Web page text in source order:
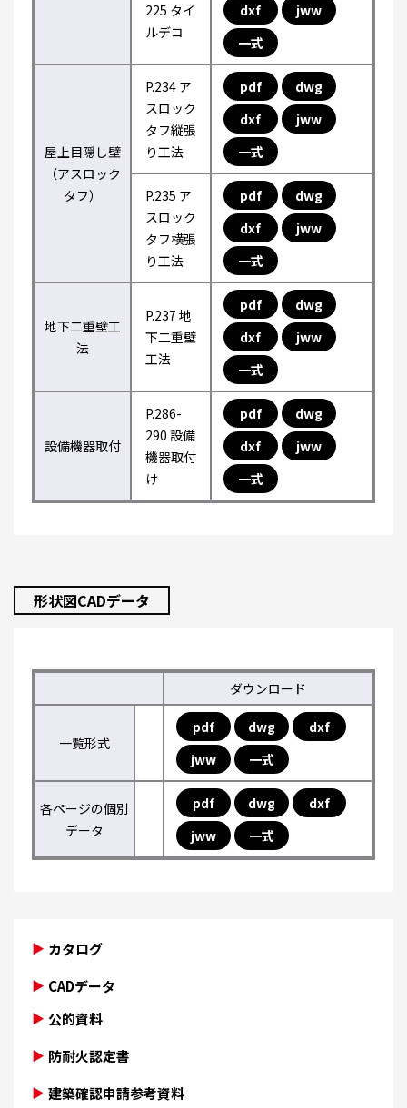
225 タイ
ルデコ
dxf
jww
一式
屋上目隠し壁
（アスロック
タフ）
P.234 ア
スロック
タフ縦張
り工法
pdf
dwg
dxf
jww
一式
P.235 ア
スロック
タフ横張
り工法
pdf
dwg
dxf
jww
一式
地下二重壁工
法
P.237 地
下二重壁
工法
pdf
dwg
dxf
jww
一式
設備機器取付
P.286-
290 設備
機器取付
け
pdf
dwg
dxf
jww
一式
形状図CADデータ
ダウンロード
一覧形式
pdf dwg
dxf
jww
一式
各ページの個別
データ
pdf dwg
dxf
jww
一式
カタログ
CADデータ
公的資料
防耐火認定書
建築確認申請参考資料